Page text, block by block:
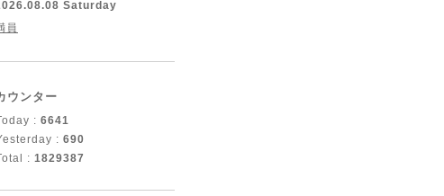
Saturday
員
ウンター
: 6641
: 690
: 1829387